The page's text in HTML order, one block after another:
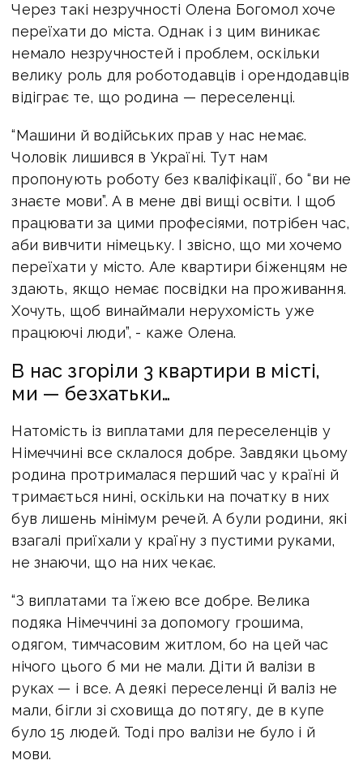
Через такі незручності Олена Богомол хоче
переїхати до міста. Однак і з цим виникає
немало незручностей і проблем, оскільки
велику роль для роботодавців і орендодавців
відіграє те, що родина — переселенці.
“Машини й водійських прав у нас немає.
Чоловік лишився в Україні. Тут нам
пропонують роботу без кваліфікації, бо “ви не
знаєте мови”. А в мене дві вищі освіти. І щоб
працювати за цими професіями, потрібен час,
аби вивчити німецьку. І звісно, що ми хочемо
переїхати у місто. Але квартири біженцям не
здають, якщо немає посвідки на проживання.
Хочуть, щоб винаймали нерухомість уже
працюючі люди”, - каже Олена.
В нас згоріли 3 квартири в місті,
ми — безхатьки…
Натомість із виплатами для переселенців у
Німеччині все склалося добре. Завдяки цьому
родина протрималася перший час у країні й
тримається нині, оскільки на початку в них
був лишень мінімум речей. А були родини, які
взагалі приїхали у країну з пустими руками,
не знаючи, що на них чекає.
“З виплатами та їжею все добре. Велика
подяка Німеччині за допомогу грошима,
одягом, тимчасовим житлом, бо на цей час
нічого цього б ми не мали. Діти й валізи в
руках — і все. А деякі переселенці й валіз не
мали, бігли зі сховища до потягу, де в купе
було 15 людей. Тоді про валізи не було і й
мови.